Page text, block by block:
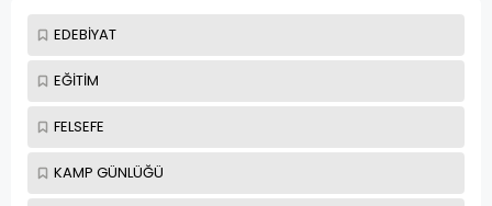
EDEBİYAT
EĞİTİM
FELSEFE
KAMP GÜNLÜĞÜ